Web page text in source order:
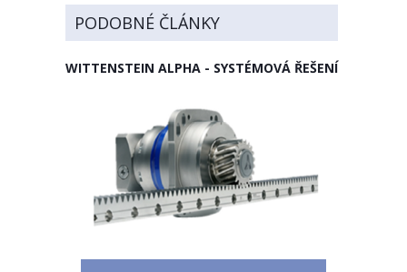
PODOBNÉ ČLÁNKY
WITTENSTEIN ALPHA - SYSTÉMOVÁ ŘEŠENÍ